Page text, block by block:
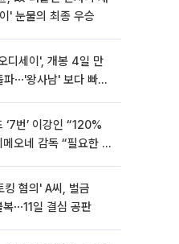
' 눈물의 최종 우승
디세이', 개봉 4일 만
파⋯'왕사남' 보다 빠르
‘7번’ 이강인 “120%
오네 감독 “필요한 선
킹 혐의' A씨, 벌금
⋯11일 결심 공판